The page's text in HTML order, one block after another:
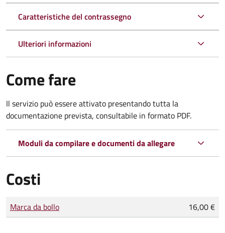
Caratteristiche del contrassegno
Ulteriori informazioni
Come fare
Il servizio può essere attivato presentando tutta la
documentazione prevista, consultabile in formato PDF.
Moduli da compilare e documenti da allegare
Costi
Tipo di pagamento
Importo
Marca da bollo 16,00 €